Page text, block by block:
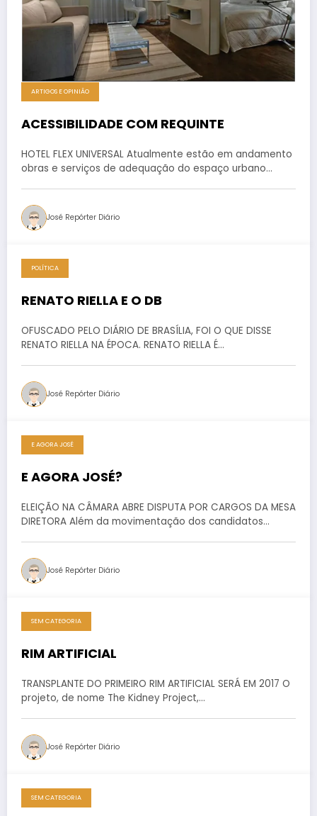
ARTIGOS E OPINIÃO
ACESSIBILIDADE COM REQUINTE
HOTEL FLEX UNIVERSAL Atualmente estão em andamento
obras e serviços de adequação do espaço urbano…
José Repórter Diário
POLÍTICA
RENATO RIELLA E O DB
OFUSCADO PELO DIÁRIO DE BRASÍLIA, FOI O QUE DISSE
RENATO RIELLA NA ÉPOCA. RENATO RIELLA É…
José Repórter Diário
E AGORA JOSÉ
E AGORA JOSÉ?
ELEIÇÃO NA CÂMARA ABRE DISPUTA POR CARGOS DA MESA
DIRETORA Além da movimentação dos candidatos…
José Repórter Diário
SEM CATEGORIA
RIM ARTIFICIAL
TRANSPLANTE DO PRIMEIRO RIM ARTIFICIAL SERÁ EM 2017 O
projeto, de nome The Kidney Project,…
José Repórter Diário
SEM CATEGORIA